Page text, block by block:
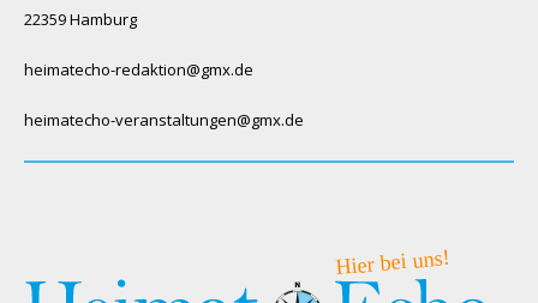
22359 Hamburg
heimatecho-redaktion@gmx.de
heimatecho-veranstaltungen@gmx.de